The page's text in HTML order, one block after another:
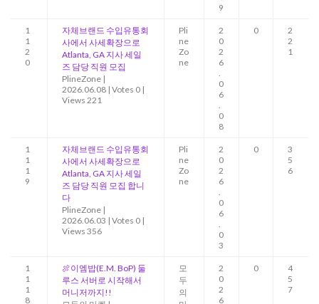
9
1
1
2
0
자체브랜드 수입유통회
사에서 사세확장으로
Atlanta, GA 지사 세일
즈 담당 직원 모집
PlineZone |
2026.06.08 | Votes 0 |
Views 221
Pli
ne
Zo
ne
2
0
2
6
.
0
6
.
0
8
0
2
2
1
1
1
1
9
자체브랜드 수입유통회
사에서 사세확장으로
Atlanta, GA 지사 세일
즈 담당 직원 모집 합니
다
PlineZone |
2026.06.03 | Votes 0 |
Views 356
Pli
ne
Zo
ne
2
0
2
6
.
0
6
.
0
3
0
3
5
6
1
1
1
8
🍖이엠밥(E.M. BoP) 둘
루스 서버로 시작해서
머니저까지!!
모
두
의
2
0
2
6
0
4
5
7